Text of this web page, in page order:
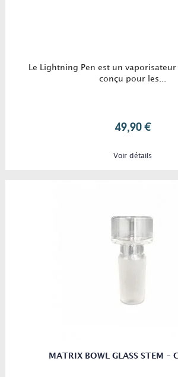
Le Lightning Pen est un
conçu pour les...
49,90 €
Voir détails
MATRIX BOWL GLASS STEM -